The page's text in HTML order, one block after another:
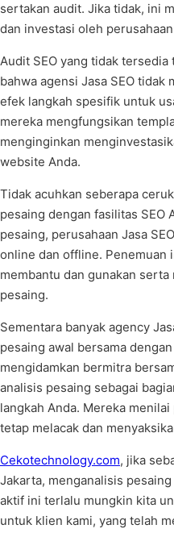
sertakan audit. Jika tidak, ini
dan investasi oleh perusahaan
Audit SEO yang tidak
bahwa agensi Jasa SEO
efek langkah spesifik untuk
mereka mengfungsikan
menginginkan
website Anda.
Tidak acuhkan seberapa
pesaing dengan fasilitas SEO
pesaing, perusahaan Jasa
online dan offline. Penemuan
membantu dan gunakan
pesaing.
Sementara banyak agency
pesaing awal bersama
mengidamkan bermitra
analisis pesaing sebagai
langkah Anda. Mereka
tetap melacak dan
Cekotechnology.com, jika
Jakarta, menganalisis
aktif ini terlalu mungkin kita
untuk klien kami, yang telah